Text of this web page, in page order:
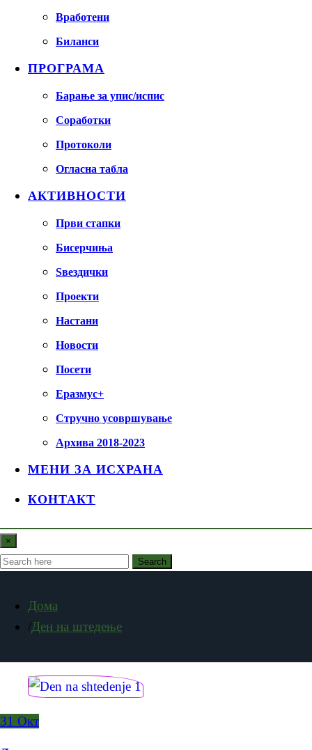
Вработени
Биланси
ПРОГРАМА
Барање за упис/испис
Соработки
Протоколи
Огласна табла
АКТИВНОСТИ
Први стапки
Бисерчиња
Ѕвездички
Проекти
Настани
Новости
Посети
Еразмус+
Стручно усовршување
Архива 2018-2023
МЕНИ ЗА ИСХРАНА
КОНТАКТ
×
Search
Дома
Ден на штедење
31 Окт